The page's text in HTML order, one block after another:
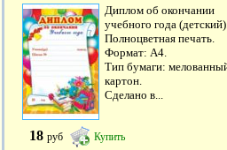
Диплом об окончании
учебного года
Полноцветная печать.
Формат: А4.
Тип бумаги:
картон.
Сделано в...
18 руб Купить